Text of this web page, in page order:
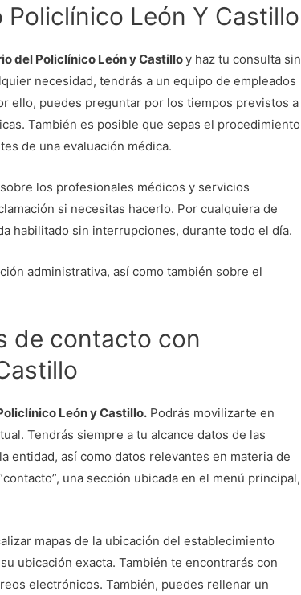
León Y Castillo
del Policlínico León y Castilloy haz tu consulta sin
necesidad, tendrás a un equipo de empleados
ello, puedes preguntar por los tiempos previstos a
También es posible que sepas el procedimiento
de una evaluación médica.
los profesionales médicos y servicios
si necesitas hacerlo. Por cualquiera de
habilitado sin interrupciones, durante todo el día.
administrativa, así como también sobre el
de contacto con
León y Castillo. Podrás movilizarte en
Tendrás siempre a tu alcance datos de las
entidad, así como datos relevantes en materia de
una sección ubicada en el menú principal,
mapas de la ubicación del establecimiento
ubicación exacta. También te encontrarás con
electrónicos. También, puedes rellenar un